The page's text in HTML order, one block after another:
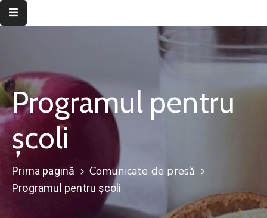
Informații
de
interes
public
decizională
Programul pentru
școli
Prima pagină Comunicate de presă
Programul pentru școli